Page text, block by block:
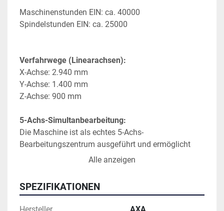
Maschinenstunden EIN: ca. 40000
Spindelstunden EIN: ca. 25000
Verfahrwege (Linearachsen):
X-Achse: 2.940 mm
Y-Achse: 1.400 mm
Z-Achse: 900 mm
5-Achs-Simultanbearbeitung:
Die Maschine ist als echtes 5-Achs-
Bearbeitungszentrum ausgeführt und ermöglicht
simultanes 5-Achs-Fräsen mit X/Y/Z + B-Achse
kontinuierlicher Bewegung aus unterschiedlichen
Raumlagen in einer Aufspannung bearbeitet werden.
Alle anzeigen
SPEZIFIKATIONEN